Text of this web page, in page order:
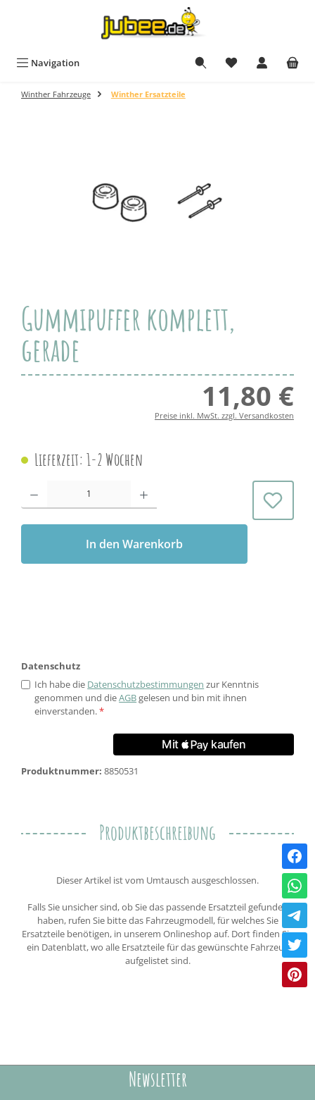
Navigation
Winther Fahrzeuge Winther Ersatzteile
Gummipuffer komplett,
gerade
11,80 €
Preise inkl. MwSt. zzgl. Versandkosten
Lieferzeit: 1-2 Wochen
Produkt Anzahl: Gib den gewünschten Wert ein oder benutze die
In den Warenkorb
Datenschutz
Ich habe die Datenschutzbestimmungen zur Kenntnis
genommen und dieAGBgelesen und bin mit ihnen
einverstanden.*
Produktnummer: 8850531
Produktbeschreibung
Dieser Artikel ist vom Umtausch ausgeschlossen.
Falls Sie unsicher sind, ob Sie das passende Ersatzteil gefunden
haben, rufen Sie bitte das Fahrzeugmodell, für welches Sie
Ersatzteile benötigen, in unserem Onlineshop auf. Dort finden Sie
ein Datenblatt, wo alle Ersatzteile für das gewünschte Fahrzeug
aufgelistet sind.
Newsletter